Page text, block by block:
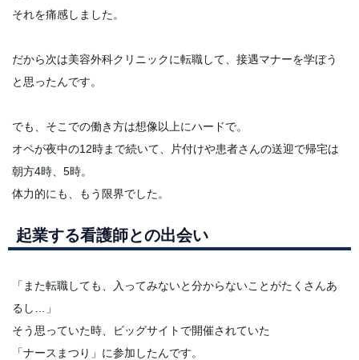
それを痛感しました。
だから次は美容外科クリニックに転職して、接遇マナーを学ぼう
と思ったんです。
でも、そこでの働き方は想像以上にハードで。
オペが夜中の12時まで続いて、片付けや患者さんの送迎で帰宅は
朝方4時、5時。
体力的にも、もう限界でした。
起業する看護師との出会い
「また転職しても、入ってみないと分からないことがたくさんあ
るし…」
そう思っていた時、ビッグサイトで開催されていた
「ナースまつり」に参加したんです。